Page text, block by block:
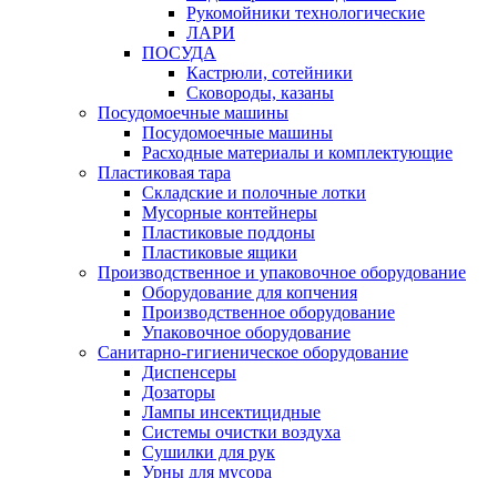
Рукомойники технологические
ЛАРИ
ПОСУДА
Кастрюли, сотейники
Сковороды, казаны
Посудомоечные машины
Посудомоечные машины
Расходные материалы и комплектующие
Пластиковая тара
Складские и полочные лотки
Мусорные контейнеры
Пластиковые поддоны
Пластиковые ящики
Производственное и упаковочное оборудование
Оборудование для копчения
Производственное оборудование
Упаковочное оборудование
Санитарно-гигиеническое оборудование
Диспенсеры
Дозаторы
Лампы инсектицидные
Системы очистки воздуха
Сушилки для рук
Урны для мусора